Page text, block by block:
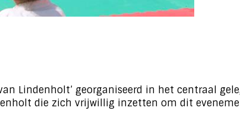
Lindenholt’ georganiseerd in het centraal
die zich vrijwillig inzetten om dit